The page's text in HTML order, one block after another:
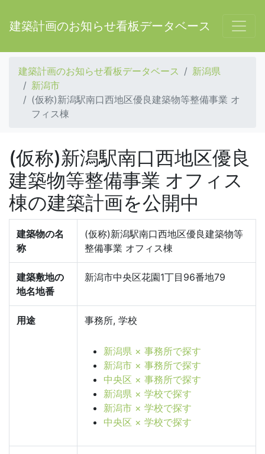
建築計画のお知らせ看板データベース
建築計画のお知らせ看板データベース
新潟県
新潟市
(仮称)新潟駅南口西地区優良建築物等整備事業 オ
フィス棟
(仮称)新潟駅南口西地区優良
建築物等整備事業 オフィス
棟の建築計画を公開中
建築物の名
称
(仮称)新潟駅南口西地区優良建築物等
整備事業 オフィス棟
建築敷地の
地名地番
新潟市中央区花園1丁目96番地79
用途 事務所, 学校
新潟県 × 事務所で探す
新潟市 × 事務所で探す
中央区 × 事務所で探す
新潟県 × 学校で探す
新潟市 × 学校で探す
中央区 × 学校で探す